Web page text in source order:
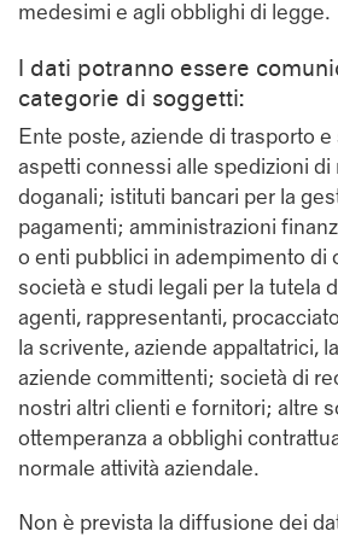
medesimi e agli obblighi di legge.
I dati potranno essere
categorie di soggetti:
Ente poste, aziende di trasporto
aspetti connessi alle spedizioni di
doganali; istituti bancari per la
pagamenti; amministrazioni
o enti pubblici in adempimento di
società e studi legali per la tutela
agenti, rappresentanti,
la scrivente, aziende appaltatrici,
aziende committenti; società di
nostri altri clienti e fornitori; altre
ottemperanza a obblighi
normale attività aziendale.
Non è prevista la diffusione dei